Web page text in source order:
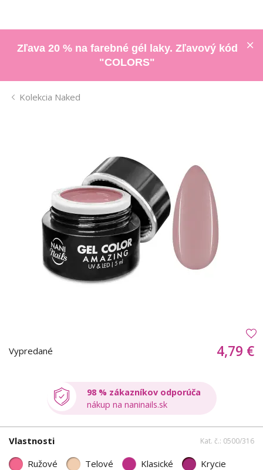
Zľava 20 % na farebné gél laky. Zľavový kód
"COLORS"
Kolekcia Naked
Vypredané 4,79 €
98 % zákazníkov odporúča
nákup na naninails.sk
Vlastnosti Kat. č.: 0500/316
Ružové Telové Klasické Krycie